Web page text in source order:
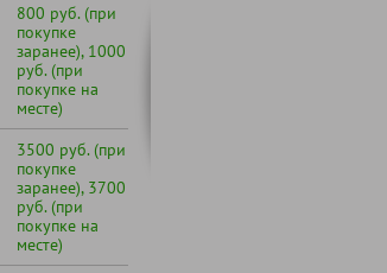
800 руб. (при
покупке
заранее), 1000
руб. (при
покупке на
месте)
3500 руб. (при
покупке
заранее), 3700
руб. (при
покупке на
месте)